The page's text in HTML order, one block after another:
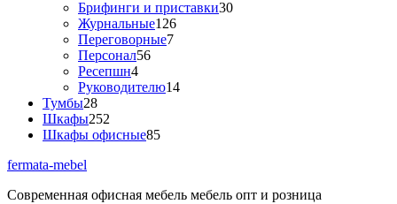
товаров
Брифинги и приставки3030
Журнальные126126
Переговорные77
Персонал5656
Ресепшн44
товара
Руководителю1414
Тумбы2828
товаров
Шкафы252
товара
Шкафы офисные8585
fermata-mebel
Современная офисная мебель мебель опт и розница